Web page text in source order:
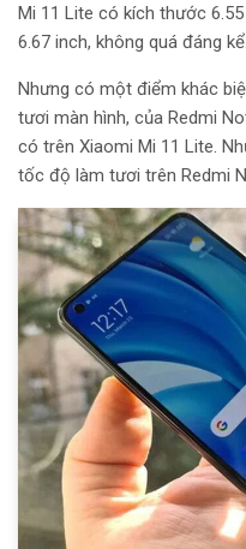
Mi 11 Lite có kích thước
6.67 inch, không quá đáng
Nhưng có một điểm khác
tươi màn hình, của Redmi
có trên Xiaomi Mi 11 Lite.
tốc độ làm tươi trên Redmi